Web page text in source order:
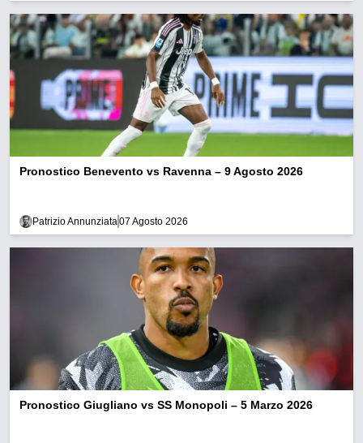
Pronostico Benevento vs Ravenna – 9 Agosto 2026
Patrizio Annunziata07 Agosto 2026
Pronostico Giugliano vs SS Monopoli – 5 Marzo 2026